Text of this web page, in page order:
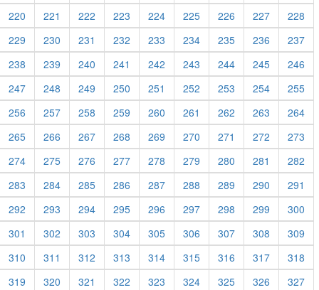
220
221 222 223 224 225 226 227
228
229
230 231 232 233 234 235 236
237
238
239 240 241 242 243 244 245
246
247
248 249 250 251 252 253 254
255
256
257 258 259 260 261 262 263
264
265
266 267 268 269 270 271 272
273
274
275 276 277 278 279 280 281
282
283
284 285 286 287 288 289 290
291
292
293 294 295 296 297 298 299
300
301
302 303 304 305 306 307 308
309
310
311 312 313 314 315 316 317
318
319
320 321 322 323 324 325 326
327